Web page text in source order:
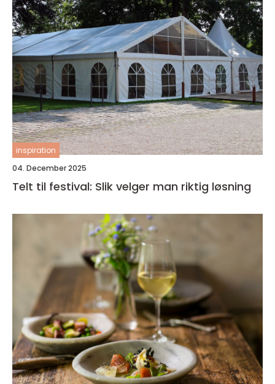
inspiration
04. December 2025
Telt til festival: Slik velger man riktig løsning